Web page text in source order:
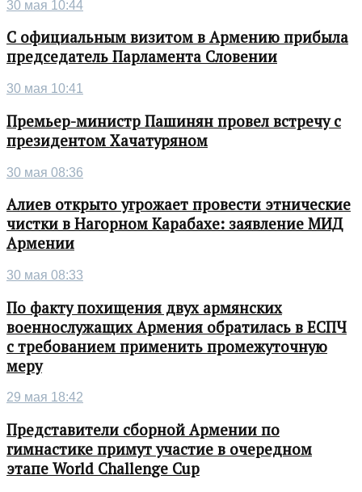
30 мая 10:44
С официальным визитом в Армению прибыла
председатель Парламента Словении
30 мая 10:41
Премьер-министр Пашинян провел встречу с
президентом Хачатуряном
30 мая 08:36
Алиев открыто угрожает провести этнические
чистки в Нагорном Карабахе: заявление МИД
Армении
30 мая 08:33
По факту похищения двух армянских
военнослужащих Армения обратилась в ЕСПЧ
с требованием применить промежуточную
меру
29 мая 18:42
Представители сборной Армении по
гимнастике примут участие в очередном
этапе World Challenge Cup